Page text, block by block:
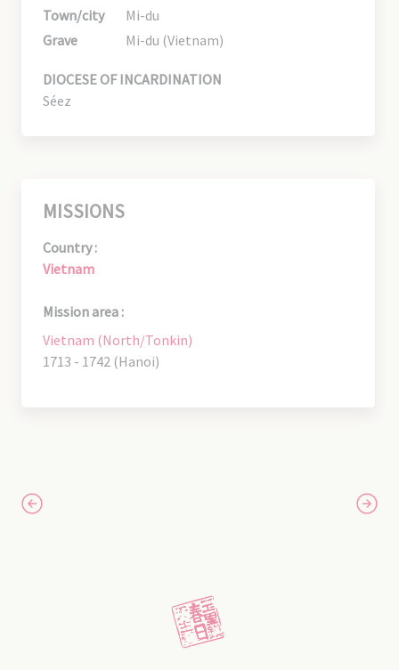
Town/city
Mi-du
Grave
Mi-du (Vietnam)
DIOCESE OF INCARDINATION
Séez
MISSIONS
Country :
Vietnam
Mission area :
Vietnam (North/Tonkin)
1713 - 1742 (Hanoi)